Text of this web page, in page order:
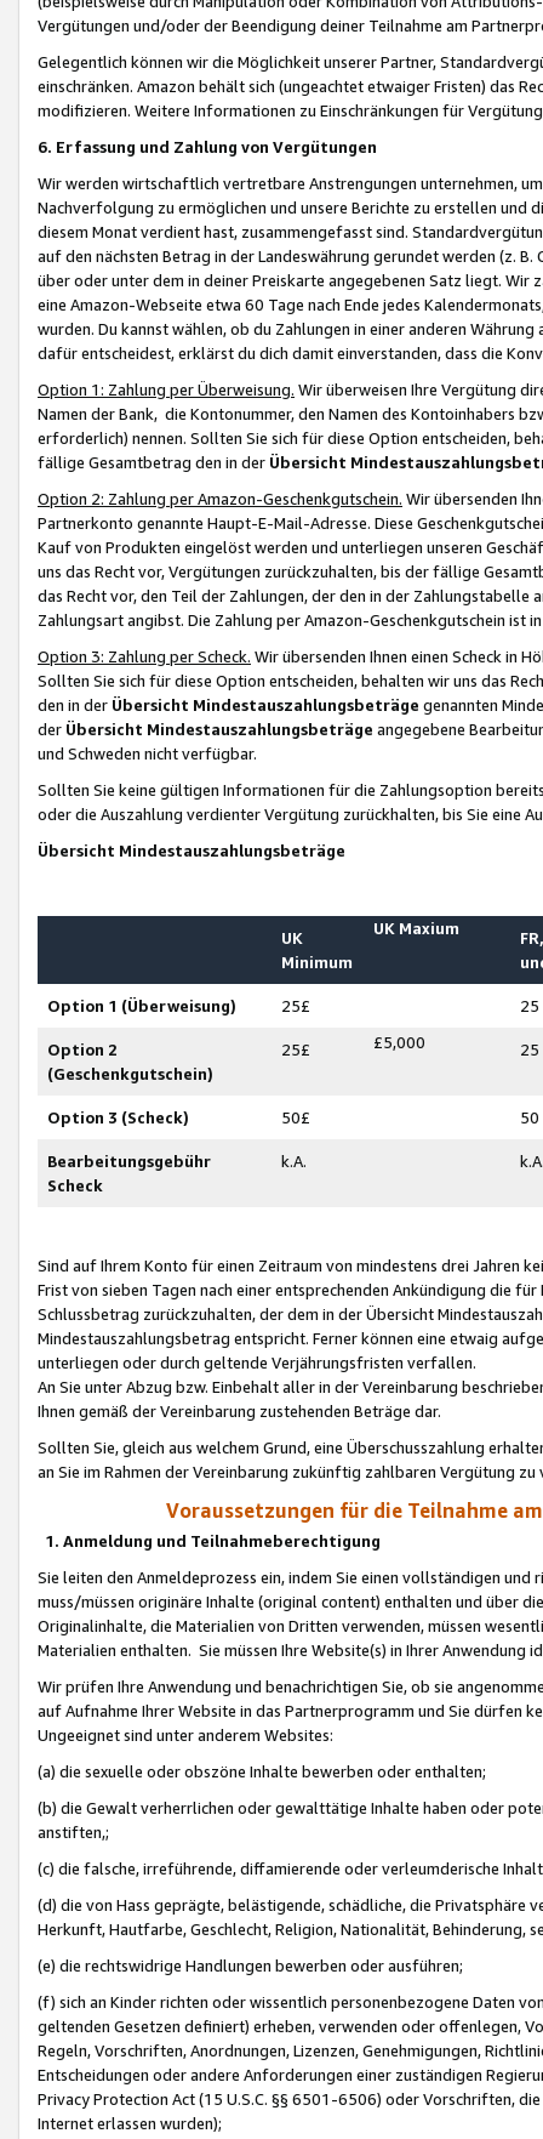
Vergütungen und/oder der Beendigung deiner Teilnahme am
Gelegentlich können wir die Möglichkeit unserer Partner,
einschränken. Amazon behält sich (ungeachtet etwaiger Fristen) das
modifizieren. Weitere Informationen zu Einschränkungen für
6. Erfassung und Zahlung von Vergütungen
Wir werden wirtschaftlich vertretbare Anstrengungen unternehmen,
Nachverfolgung zu ermöglichen und unsere Berichte zu erstellen und
diesem Monat verdient hast, zusammengefasst sind.
auf den nächsten Betrag in der Landeswährung gerundet werden (z.
über oder unter dem in deiner Preiskarte angegebenen Satz liegt.
eine Amazon-Webseite etwa 60 Tage nach Ende jedes
wurden. Du kannst wählen, ob du Zahlungen in einer anderen
dafür entscheidest, erklärst du dich damit einverstanden, dass die
Option 1: Zahlung per Überweisung. Wir überweisen Ihre Vergütung
Namen der Bank, die Kontonummer, den Namen des Kontoinhabers
erforderlich) nennen. Sollten Sie sich für diese Option entscheiden,
fällige Gesamtbetrag den in der Übersicht
Option 2: Zahlung per Amazon-Geschenkgutschein. Wir übersenden
Partnerkonto genannte Haupt-E-Mail-Adresse. Diese
Kauf von Produkten eingelöst werden und unterliegen unseren
uns das Recht vor, Vergütungen zurückzuhalten, bis der fällige
das Recht vor, den Teil der Zahlungen, der den in der
Zahlungsart angibst. Die Zahlung per Amazon-Geschenkgutschein ist
Option 3: Zahlung per Scheck. Wir übersenden Ihnen einen Scheck in
Sollten Sie sich für diese Option entscheiden, behalten wir uns das
den in der Übersicht Mindestauszahlungsbeträge genannten
der Übersicht Mindestauszahlungsbeträge angegebene
und Schweden nicht verfügbar.
Sollten Sie keine gültigen Informationen für die Zahlungsoption
oder die Auszahlung verdienter Vergütung zurückhalten, bis Sie
Übersicht Mindestauszahlungsbeträge
UK
Minimum
UK Maxium
Option 1 (Überweisung) 25£ 25
Option 2
(Geschenkgutschein)
25£ £5,000 25
Option 3 (Scheck) 50£ 50
Bearbeitungsgebühr
Scheck
k.A.
Sind auf Ihrem Konto für einen Zeitraum von mindestens drei Jahren
Frist von sieben Tagen nach einer entsprechenden Ankündigung die
Schlussbetrag zurückzuhalten, der dem in der Übersicht
Mindestauszahlungsbetrag entspricht. Ferner können eine etwaig
unterliegen oder durch geltende Verjährungsfristen verfallen.
An Sie unter Abzug bzw. Einbehalt aller in der Vereinbarung
Ihnen gemäß der Vereinbarung zustehenden Beträge dar.
Sollten Sie, gleich aus welchem Grund, eine Überschusszahlung
an Sie im Rahmen der Vereinbarung zukünftig zahlbaren Vergütung zu
Voraussetzungen für die Teilnahme
1. Anmeldung und Teilnahmeberechtigung
Sie leiten den Anmeldeprozess ein, indem Sie einen vollständigen
muss/müssen originäre Inhalte (original content) enthalten und über
Originalinhalte, die Materialien von Dritten verwenden, müssen
Materialien enthalten. Sie müssen Ihre Website(s) in Ihrer Anwendung
Wir prüfen Ihre Anwendung und benachrichtigen Sie, ob sie
auf Aufnahme Ihrer Website in das Partnerprogramm und Sie dürfen
Ungeeignet sind unter anderem Websites:
(a) die sexuelle oder obszöne Inhalte bewerben oder enthalten;
(b) die Gewalt verherrlichen oder gewalttätige Inhalte haben oder
anstiften,;
(c) die falsche, irreführende, diffamierende oder verleumderische
(d) die von Hass geprägte, belästigende, schädliche, die Privatsphäre
Herkunft, Hautfarbe, Geschlecht, Religion, Nationalität, Behinderung,
(e) die rechtswidrige Handlungen bewerben oder ausführen;
(f) sich an Kinder richten oder wissentlich personenbezogene Daten
geltenden Gesetzen definiert) erheben, verwenden oder offenlegen,
Regeln, Vorschriften, Anordnungen, Lizenzen, Genehmigungen,
Entscheidungen oder andere Anforderungen einer zuständigen
Privacy Protection Act (15 U.S.C. §§ 6501-6506) oder Vorschriften,
Internet erlassen wurden);